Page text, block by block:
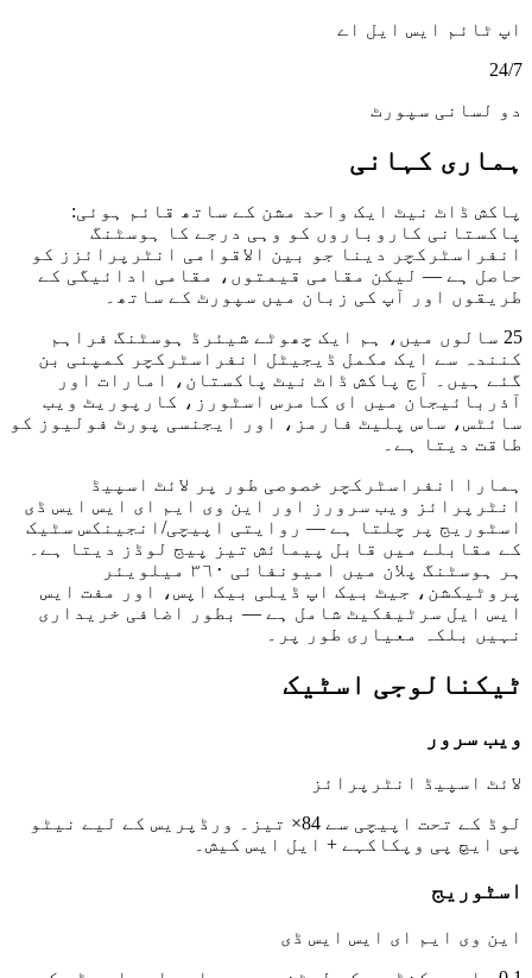
اپ ٹائم ایس ایل اے
24/7
دو لسانی سپورٹ
ہماری کہانی
پاکش ڈاٹ نیٹ ایک واحد مشن کے ساتھ قائم ہوئی:
پاکستانی کاروباروں کو وہی درجے کا ہوسٹنگ
انفراسٹرکچر دینا جو بین الاقوامی انٹرپرائزز کو
حاصل ہے — لیکن مقامی قیمتوں، مقامی ادائیگی کے
طریقوں اور آپ کی زبان میں سپورٹ کے ساتھ۔
25 سالوں میں، ہم ایک چھوٹے شیئرڈ ہوسٹنگ فراہم
کنندہ سے ایک مکمل ڈیجیٹل انفراسٹرکچر کمپنی بن
گئے ہیں۔ آج پاکش ڈاٹ نیٹ پاکستان، امارات اور
آذربائیجان میں ای کامرس اسٹورز، کارپوریٹ ویب
سائٹس، ساس پلیٹ فارمز، اور ایجنسی پورٹ فولیوز کو
طاقت دیتا ہے۔
ہمارا انفراسٹرکچر خصوصی طور پر لائٹ اسپیڈ
انٹرپرائز ویب سرورز اور این وی ایم ای ایس ایس ڈی
اسٹوریج پر چلتا ہے — روایتی اپیچی/انجینکس سٹیک
کے مقابلے میں قابل پیمائش تیز پیج لوڈز دیتا ہے۔
ہر ہوسٹنگ پلان میں امیونفائی ٣٦٠ میلویئر
پروٹیکشن، جیٹ بیک اپ ڈیلی بیک اپس، اور مفت ایس
ایس ایل سرٹیفکیٹ شامل ہے — بطور اضافی خریداری
نہیں بلکہ معیاری طور پر۔
ٹیکنالوجی اسٹیک
ویب سرور
لائٹ اسپیڈ انٹرپرائز
لوڈ کے تحت اپیچی سے 84× تیز۔ ورڈپریس کے لیے نیٹو
پی ایچ پی وپکاکہے + ایل ایس کیش۔
اسٹوریج
این وی ایم ای ایس ایس ڈی